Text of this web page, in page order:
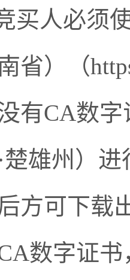
买人必须
省）（
有CA数字
·楚雄州 ）进
方可下载
数字证